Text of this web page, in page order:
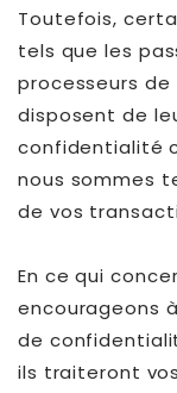
Toutefois,
tels que les
processeurs
disposent de
confidentialité
nous sommes
de vos
En ce qui
encourageons
de
ils traiteront